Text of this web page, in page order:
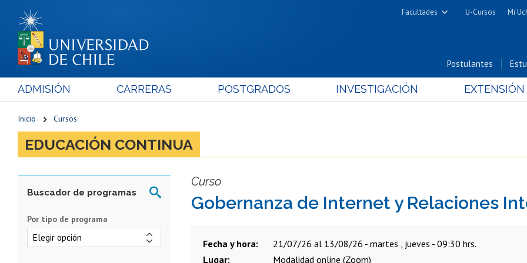
Facultades
Cs. Físicas y Matemáticas
Cs. Químicas y Farmacéuticas
Nutrición y Tecnología de
U-Cursos Mi
Postulantes
ADMISIÓN CARRERAS POSTGRADOS INVESTIGACIÓN EXTENSIÓN
Inicio Cursos
EDUCACIÓN CONTINUA
Curso
Gobernanza de Internet y Relaciones
Fecha y hora
21/07/26 al 13/08/26 - martes , jueves - 09:30 hrs.
Lugar
Modalidad online (Zoom)
Por tipo de programa